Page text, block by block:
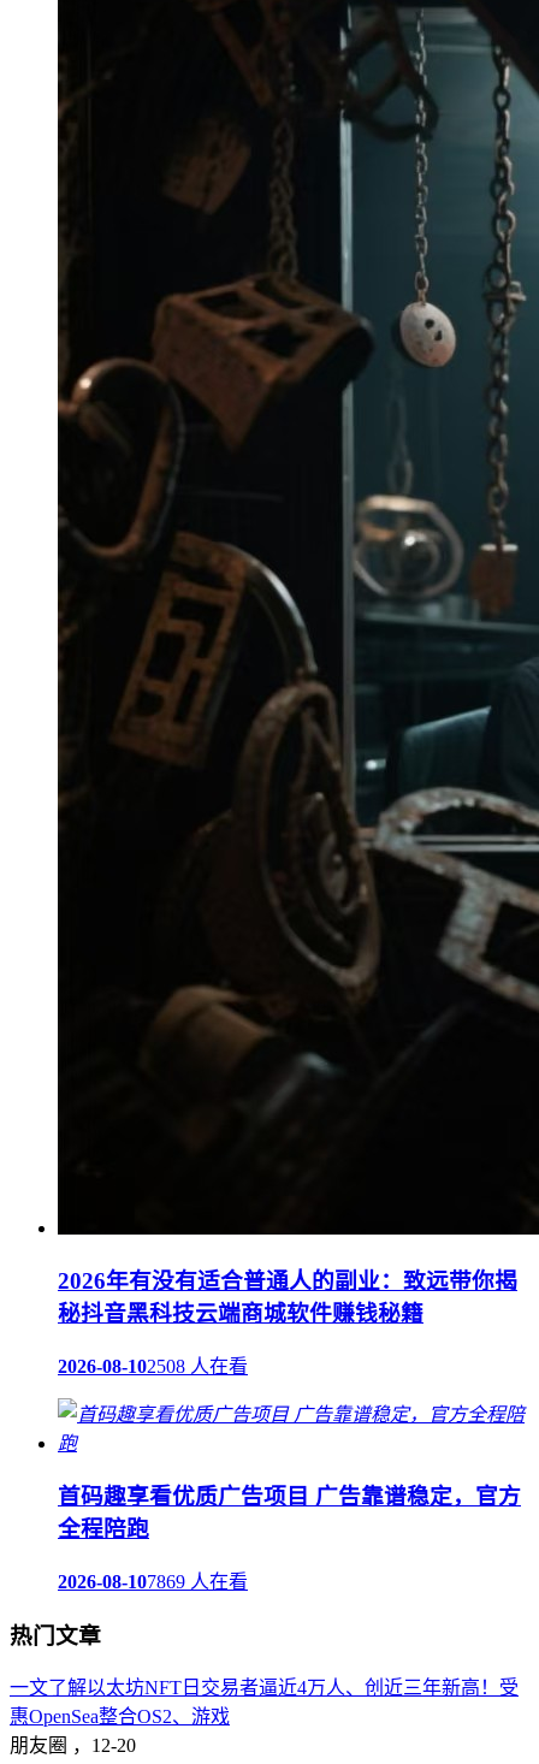
2026年有没有适合普通人的副业：致远带你揭
秘抖音黑科技云端商城软件赚钱秘籍
2026-08-102508 人在看
首码趣享看优质广告项目 广告靠谱稳定，官方
全程陪跑
2026-08-107869 人在看
热门文章
一文了解以太坊NFT日交易者逼近4万人、创近三年新高！受
惠OpenSea整合OS2、游戏
朋友圈 ， 12-20